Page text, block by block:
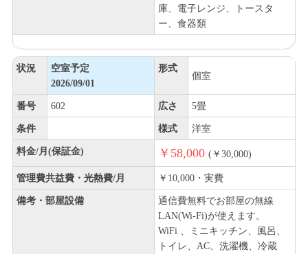
庫、電子レンジ、トースタ
ー、食器類
状況
空室予定
2026/09/01
形式
個室
番号 602 広さ 5畳
条件 様式 洋室
料金/月(保証金) ￥58,000 (￥30,000)
管理費共益費・光熱費/月 ￥10,000・実費
備考・部屋設備
通信費無料でお部屋の無線
LAN(Wi-Fi)が使えます。
WiFi 、ミニキッチン、風呂、
トイレ、AC、洗濯機、冷蔵